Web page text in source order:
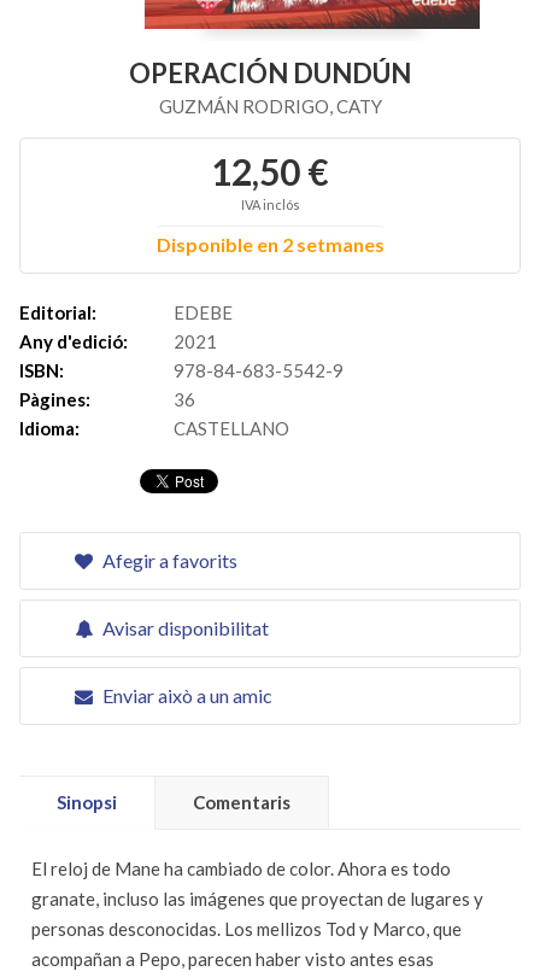
OPERACIÓN DUNDÚN
GUZMÁN RODRIGO, CATY
12,50 €
IVA inclós
Disponible en 2 setmanes
Editorial:
EDEBE
Any d'edició:
2021
ISBN:
978-84-683-5542-9
Pàgines:
36
Idioma:
CASTELLANO
Afegir a favorits
Avisar disponibilitat
Enviar això a un amic
Sinopsi Comentaris
El reloj de Mane ha cambiado de color. Ahora es todo
granate, incluso las imágenes que proyectan de lugares y
personas desconocidas. Los mellizos Tod y Marco, que
acompañan a Pepo, parecen haber visto antes esas